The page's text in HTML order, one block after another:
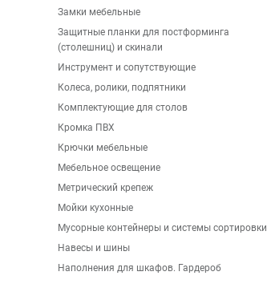
Замки мебельные
Защитные планки для постформинга
(столешниц) и скинали
Инструмент и сопутствующие
Колеса, ролики, подпятники
Комплектующие для столов
Кромка ПВХ
Крючки мебельные
Мебельное освещение
Метрический крепеж
Мойки кухонные
Мусорные контейнеры и системы сортировки
Навесы и шины
Наполнения для шкафов. Гардероб